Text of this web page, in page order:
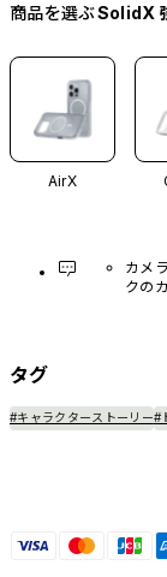
商品を選ぶSolidX
AirX
カメ
クの
タグ
#キャラクターストーリー#